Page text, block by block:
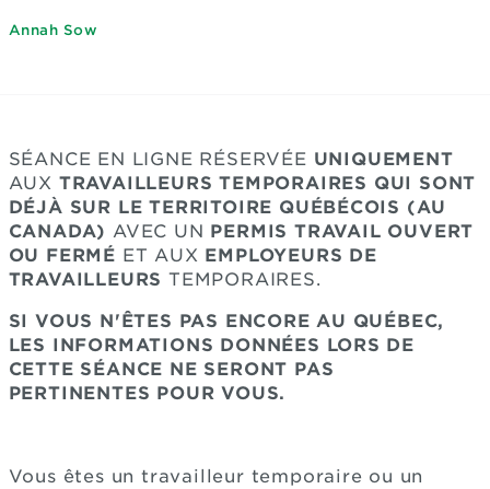
Annah Sow
SÉANCE EN LIGNE RÉSERVÉE UNIQUEMENT
AUX TRAVAILLEURS TEMPORAIRES QUI SONT
DÉJÀ SUR LE TERRITOIRE QUÉBÉCOIS (AU
CANADA) AVEC UN PERMIS TRAVAIL OUVERT
OU FERMÉ ET AUX EMPLOYEURS DE
TRAVAILLEURS TEMPORAIRES.
SI VOUS N'ÊTES PAS ENCORE AU QUÉBEC,
LES INFORMATIONS DONNÉES LORS DE
CETTE SÉANCE NE SERONT PAS
PERTINENTES POUR VOUS.
Vous êtes un travailleur temporaire ou un